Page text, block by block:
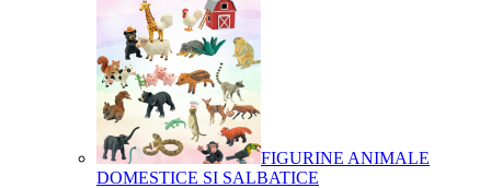
FIGURINE ANIMALE
DOMESTICE SI SALBATICE